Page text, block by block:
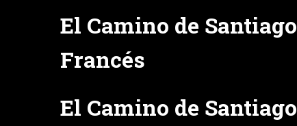
El Camino de Santiago
Francés
El Camino de Santiago